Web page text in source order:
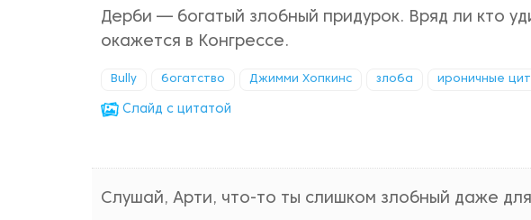
Дерби — богатый злобный придурок. Вряд ли кто
окажется в Конгрессе.
Bully богатство Джимми Хопкинс злоба ироничные
Cлайд с цитатой
Слушай, Арти, что-то ты слишком злобный даже